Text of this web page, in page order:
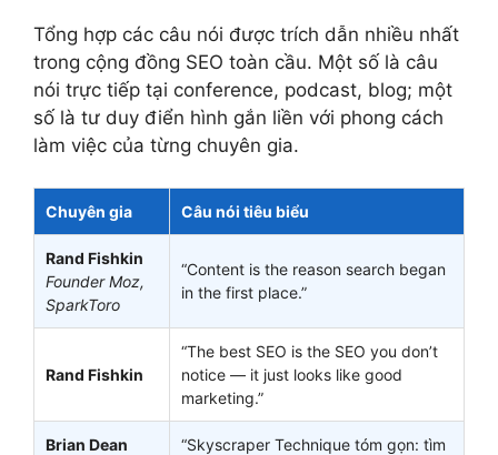
Tổng hợp các câu nói được trích dẫn nhiều nhất
trong cộng đồng SEO toàn cầu. Một số là câu
nói trực tiếp tại conference, podcast, blog; một
số là tư duy điển hình gắn liền với phong cách
làm việc của từng chuyên gia.
Chuyên gia Câu nói tiêu biểu
Rand Fishkin
Founder Moz,
SparkToro
“Content is the reason search began
in the first place.”
Rand Fishkin
“The best SEO is the SEO you don’t
notice — it just looks like good
marketing.”
Brian Dean
“Skyscraper Technique tóm gọn: tìm